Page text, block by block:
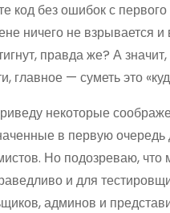
код без ошибок с первого
ничего не взрывается
правда же? А
главное — суметь это
некоторые
в первую очередь
Но подозреваю, что
и для
админов и